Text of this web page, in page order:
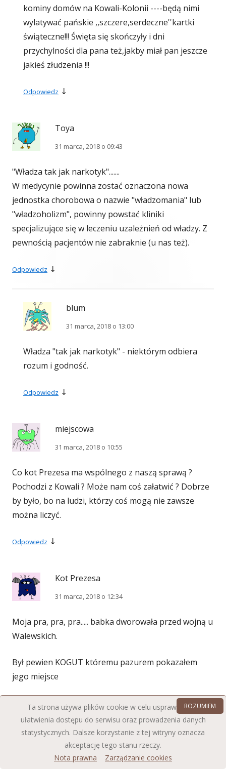
kominy domów na Kowali-Kolonii ----będą nimi
wylatywać pańskie ,,szczere,serdeczne''kartki
świąteczne!!! Święta się skończyły i dni
przychylności dla pana też,jakby miał pan jeszcze
jakieś złudzenia !!!
Odpowiedz ↓
Toya
31 marca, 2018 o 09:43
"Władza tak jak narkotyk".......
W medycynie powinna zostać oznaczona nowa
jednostka chorobowa o nazwie "władzomania" lub
"władzoholizm", powinny powstać kliniki
specjalizujące się w leczeniu uzależnień od władzy. Z
pewnością pacjentów nie zabraknie (u nas też).
Odpowiedz ↓
blum
31 marca, 2018 o 13:00
Władza "tak jak narkotyk" - niektórym odbiera
rozum i godność.
Odpowiedz ↓
miejscowa
31 marca, 2018 o 10:55
Co kot Prezesa ma wspólnego z naszą sprawą ?
Pochodzi z Kowali ? Może nam coś załatwić ? Dobrze
by było, bo na ludzi, którzy coś mogą nie zawsze
można liczyć.
Odpowiedz ↓
Kot Prezesa
31 marca, 2018 o 12:34
Moja pra, pra, pra..... babka dworowała przed wojną u
Walewskich.
Był pewien KOGUT któremu pazurem pokazałem
jego miejsce
Odpowiedz
Mieszkaniec i obserwator
31 marca, 2018 o 12:38
Ta strona używa plików cookie w celu usprawnienia i
ułatwienia dostępu do serwisu oraz prowadzenia danych
statystycznych. Dalsze korzystanie z tej witryny oznacza
akceptację tego stanu rzeczy.
Nota prawna
Zarządzanie cookies
ROZUMIEM